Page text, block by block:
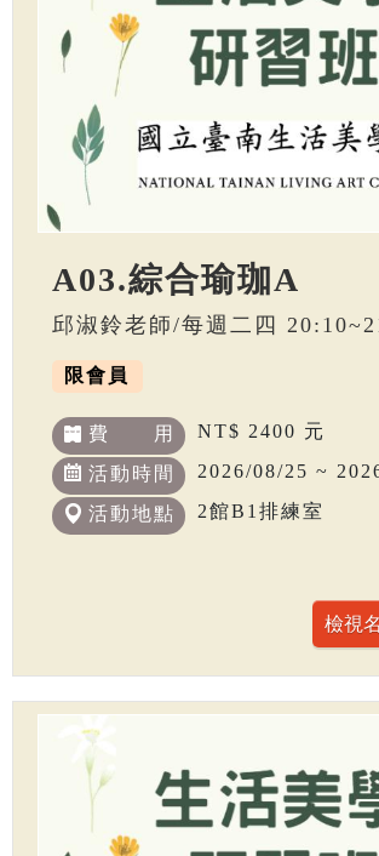
A03.綜合瑜珈A
邱淑鈴老師/每週二四
限會員
費 用 NT$ 2400 元
活動時間 2026/08/25 ~
活動地點 2館B1排練室